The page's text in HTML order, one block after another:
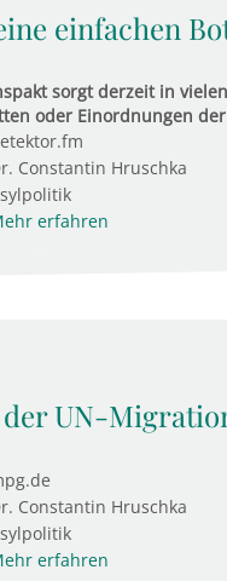
einfachen
sorgt derzeit in
oder Einordnungen der
Constantin Hruschka
erfahren
UN-
Constantin Hruschka
erfahren